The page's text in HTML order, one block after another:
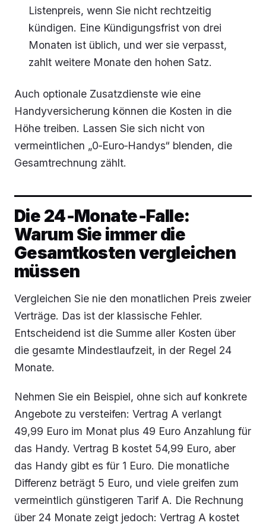
Listenpreis, wenn Sie nicht rechtzeitig
kündigen. Eine Kündigungsfrist von drei
Monaten ist üblich, und wer sie verpasst,
zahlt weitere Monate den hohen Satz.
Auch optionale Zusatzdienste wie eine
Handyversicherung können die Kosten in die
Höhe treiben. Lassen Sie sich nicht von
vermeintlichen „0‑Euro‑Handys“ blenden, die
Gesamtrechnung zählt.
Die 24‑Monate‑Falle:
Warum Sie immer die
Gesamtkosten vergleichen
müssen
Vergleichen Sie nie den monatlichen Preis zweier
Verträge. Das ist der klassische Fehler.
Entscheidend ist die Summe aller Kosten über
die gesamte Mindestlaufzeit, in der Regel 24
Monate.
Nehmen Sie ein Beispiel, ohne sich auf konkrete
Angebote zu versteifen: Vertrag A verlangt
49,99 Euro im Monat plus 49 Euro Anzahlung für
das Handy. Vertrag B kostet 54,99 Euro, aber
das Handy gibt es für 1 Euro. Die monatliche
Differenz beträgt 5 Euro, und viele greifen zum
vermeintlich günstigeren Tarif A. Die Rechnung
über 24 Monate zeigt jedoch: Vertrag A kostet